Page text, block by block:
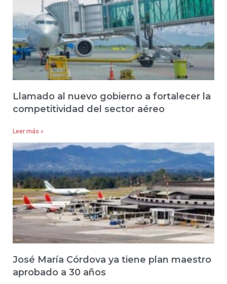
Llamado al nuevo gobierno a fortalecer la
competitividad del sector aéreo
Leer más »
José María Córdova ya tiene plan maestro
aprobado a 30 años